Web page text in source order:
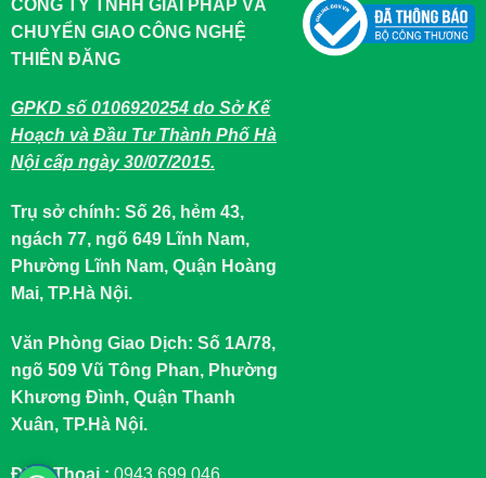
CÔNG TY TNHH GIẢI PHÁP VÀ
CHUYỂN GIAO CÔNG NGHỆ
THIÊN ĐĂNG
GPKD số 0106920254 do Sở Kế
Hoạch và Đầu Tư Thành Phố Hà
Nội cấp ngày 30/07/2015.
Trụ sở chính: Số 26, hẻm 43,
ngách 77, ngõ 649 Lĩnh Nam,
Phường Lĩnh Nam, Quận Hoàng
Mai, TP.Hà Nội.
Văn Phòng Giao Dịch: Số 1A/78,
ngõ 509 Vũ Tông Phan, Phường
Khương Đình, Quận Thanh
Xuân, TP.Hà Nội.
Điện Thoại : 0943.699.046